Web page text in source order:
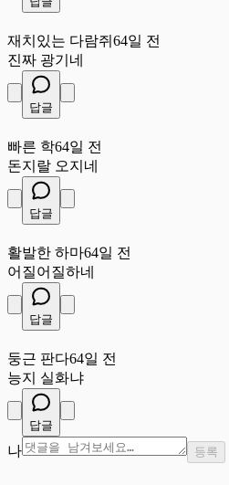
재치있는 다람쥐 64일 전
진짜 광기네
답글
빠른 학64일 전
돈지랄 오지네
답글
활발한 하마64일 전
어질어질하네
답글
둥근 판다64일 전
능지 실화냐
답글
나 등록